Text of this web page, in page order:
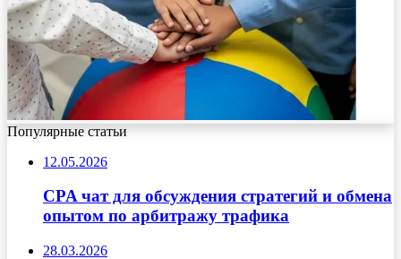
Популярные статьи
12.05.2026
CPA чат для обсуждения стратегий и обмена
опытом по арбитражу трафика
28.03.2026